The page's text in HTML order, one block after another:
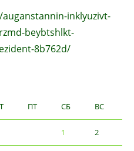
inklyuzivt-
beybtshlkt-
8b762d/
ПТ СБ ВС
1 2